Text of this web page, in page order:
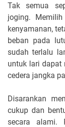
Tak semua
joging.
kenyamanan,
beban pada
sudah terlalu
untuk lari dapat
cedera jangka
Disarankan
cukup dan
secara alami.